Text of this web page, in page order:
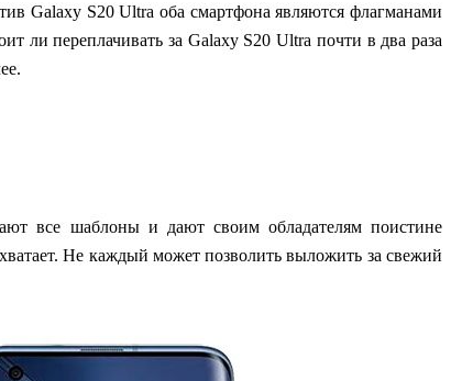
Galaxy S20 Ultra оба смартфона являются флагманами
ли переплачивать за Galaxy S20 Ultra почти в два раза
все шаблоны и дают своим обладателям поистине
Не каждый может позволить выложить за свежий